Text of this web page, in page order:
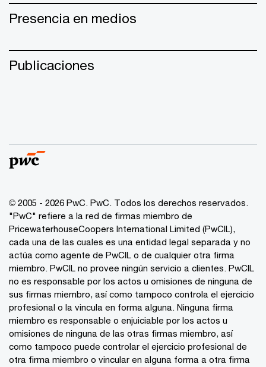
Presencia en medios
Publicaciones
© 2005 - 2026 PwC. PwC. Todos los derechos reservados.
"PwC" refiere a la red de firmas miembro de
PricewaterhouseCoopers International Limited (PwCIL),
cada una de las cuales es una entidad legal separada y no
actúa como agente de PwCIL o de cualquier otra firma
miembro. PwCIL no provee ningún servicio a clientes. PwCIL
no es responsable por los actos u omisiones de ninguna de
sus firmas miembro, así como tampoco controla el ejercicio
profesional o la vincula en forma alguna. Ninguna firma
miembro es responsable o enjuiciable por los actos u
omisiones de ninguna de las otras firmas miembro, así
como tampoco puede controlar el ejercicio profesional de
otra firma miembro o vincular en alguna forma a otra firma